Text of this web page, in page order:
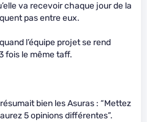
va recevoir chaque jour de la
pas entre eux.
l’équipe projet se rend
fois le même taff.
bien les Asuras : “Mettez
5 opinions différentes”.